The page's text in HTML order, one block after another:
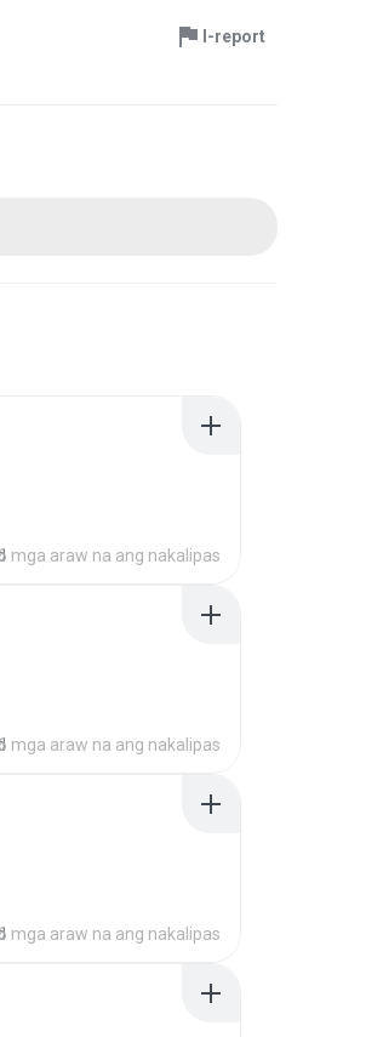
I-report
mga araw na ang nakalipas
mga araw na ang nakalipas
mga araw na ang nakalipas